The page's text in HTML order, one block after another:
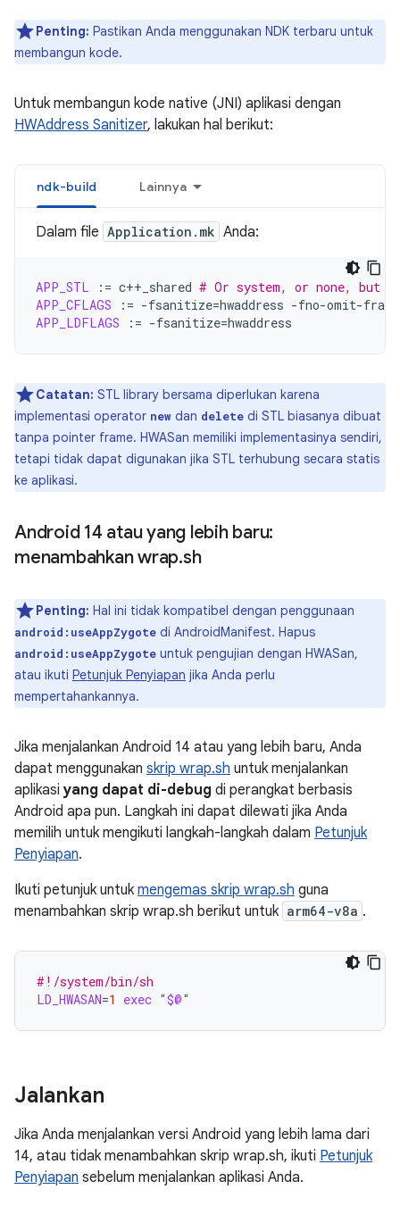
Penting: Pastikan Anda menggunakan NDK terbaru untuk
membangun kode.
Untuk membangun kode native (JNI) aplikasi dengan
HWAddress Sanitizer, lakukan hal berikut:
ndk-build Lainnya
Dalam file Application.mk Anda:
APP_STL := c++_shared # Or system, or none, but
APP_CFLAGS
:= -fsanitize=hwaddress
APP_LDFLAGS
:= -fsanitize=
Catatan: STL library bersama diperlukan karena
implementasi operator new dan delete di STL biasanya dibuat
tanpa pointer frame. HWASan memiliki implementasinya sendiri,
tetapi tidak dapat digunakan jika STL terhubung secara statis
ke aplikasi.
Android 14 atau yang lebih baru:
menambahkan wrap.sh
Penting: Hal ini tidak kompatibel dengan penggunaan
android:useAppZygote di AndroidManifest. Hapus
android:useAppZygote untuk pengujian dengan HWASan,
atau ikuti Petunjuk Penyiapan jika Anda perlu
mempertahankannya.
Jika menjalankan Android 14 atau yang lebih baru, Anda
dapat menggunakan skrip wrap.sh untuk menjalankan
aplikasi yang dapat di-debug di perangkat berbasis
Android apa pun. Langkah ini dapat dilewati jika Anda
memilih untuk mengikuti langkah-langkah dalam Petunjuk
Penyiapan.
Ikuti petunjuk untuk mengemas skrip wrap.sh guna
menambahkan skrip wrap.sh berikut untuk arm64-v8a .
#!/system/bin/sh
LD_HWASAN=1 exec "$@"
Jalankan
Jika Anda menjalankan versi Android yang lebih lama dari
14, atau tidak menambahkan skrip wrap.sh, ikuti Petunjuk
Penyiapan sebelum menjalankan aplikasi Anda.